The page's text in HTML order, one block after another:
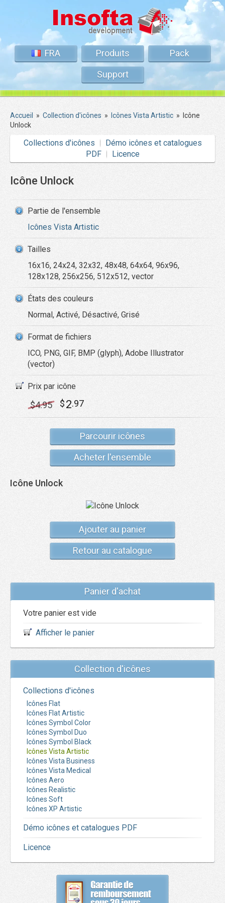
FRA Produits
Pack
Support
Accueil » Collection d'icônes » Icônes Vista Artistic »
Icône
Unlock
Collections d'icônes
Démo icônes et catalogues
PDF
Licence
Icône Unlock
Partie de l'ensemble
Icônes Vista Artistic
Tailles
16x16, 24x24, 32x32, 48x48, 64x64, 96x96,
128x128, 256x256, 512x512, vector
États des couleurs
Normal, Activé, Désactivé, Grisé
Format de fichiers
ICO, PNG, GIF, BMP (glyph), Adobe Illustrator
(vector)
Prix par icône
$4.95 $2.97
Parcourir icônes
Acheter l'ensemble
Icône Unlock
Ajouter au panier
Retour au catalogue
Panier d'achat
Votre panier est vide
Afficher le panier
Collection d'icônes
Collections d'icônes
Icônes Flat
Icônes Flat Artistic
Icônes Symbol Color
Icônes Symbol Duo
Icônes Symbol Black
Icônes Vista Artistic
Icônes Vista Business
Icônes Vista Medical
Icônes Aero
Icônes Realistic
Icônes Soft
Icônes XP Artistic
Démo icônes et catalogues PDF
Licence